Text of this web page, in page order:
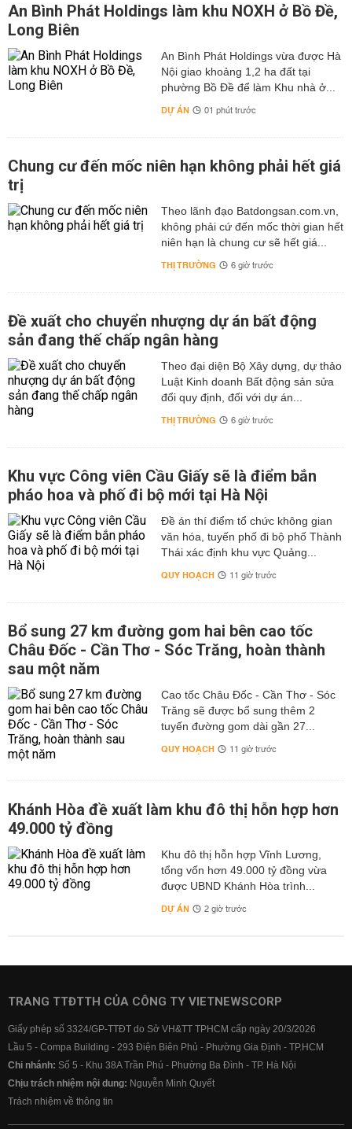
An Bình Phát Holdings làm khu NOXH ở Bồ Đề,
Long Biên
An Bình Phát Holdings vừa được Hà
Nội giao khoảng 1,2 ha đất tại
phường Bồ Đề để làm Khu nhà ở...
DỰ ÁN 01 phút trước
Chung cư đến mốc niên hạn không phải hết giá
trị
Theo lãnh đạo Batdongsan.com.vn,
không phải cứ đến mốc thời gian hết
niên hạn là chung cư sẽ hết giá...
THỊ TRƯỜNG 6 giờ trước
Đề xuất cho chuyển nhượng dự án bất động
sản đang thế chấp ngân hàng
Theo đại diện Bộ Xây dựng, dự thảo
Luật Kinh doanh Bất động sản sửa
đổi quy định, đối với dự án...
THỊ TRƯỜNG 6 giờ trước
Khu vực Công viên Cầu Giấy sẽ là điểm bắn
pháo hoa và phố đi bộ mới tại Hà Nội
Đề án thí điểm tổ chức không gian
văn hóa, tuyến phố đi bộ phố Thành
Thái xác định khu vực Quảng...
QUY HOẠCH 11 giờ trước
Bổ sung 27 km đường gom hai bên cao tốc
Châu Đốc - Cần Thơ - Sóc Trăng, hoàn thành
sau một năm
Cao tốc Châu Đốc - Cần Thơ - Sóc
Trăng sẽ được bổ sung thêm 2
tuyến đường gom dài gần 27...
QUY HOẠCH 11 giờ trước
Khánh Hòa đề xuất làm khu đô thị hỗn hợp hơn
49.000 tỷ đồng
Khu đô thị hỗn hợp Vĩnh Lương,
tổng vốn hơn 49.000 tỷ đồng vừa
được UBND Khánh Hòa trình...
DỰ ÁN 2 giờ trước
TRANG TTĐTTH CỦA CÔNG TY VIETNEWSCORP
Giấy phép số 3324/GP-TTĐT do Sở VH&TT TPHCM cấp ngày 20/3/2026
Lầu 5 - Compa Building - 293 Điện Biên Phủ - Phường Gia Định - TP.HCM
Chi nhánh: Số 5 - Khu 38A Trần Phú - Phường Ba Đình - TP. Hà Nội
Chịu trách nhiệm nội dung: Nguyễn Minh Quyết
Trách nhiệm về thông tin